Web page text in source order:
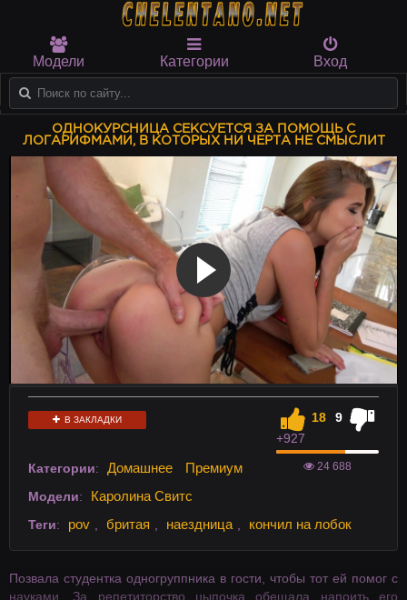
Модели Категории Вход
ОДНОКУРСНИЦА СЕКСУЕТСЯ ЗА ПОМОЩЬ С
ЛОГАРИФМАМИ, В КОТОРЫХ НИ ЧЕРТА НЕ СМЫСЛИТ
В ЗАКЛАДКИ 18
9
+927
24 688
Категории: Домашнее Премиум
Модели: Каролина Свитс
Теги: pov бритая наездница кончил на лобок
Позвала студентка одногруппника в гости, чтобы тот ей помог с
науками. За репетиторство цыпочка обещала напоить его